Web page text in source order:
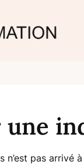
une
n’est pas arrivé